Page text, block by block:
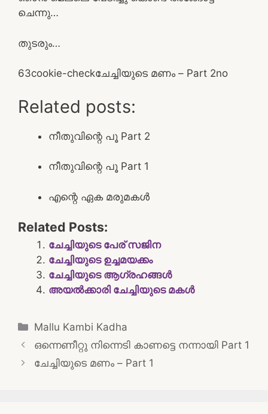
ചെന്നു…
തുടരും…
63cookie-checkചേച്ചിയുടെ മണം – Part 2no
Related posts:
നീതുവിന്റെ പൂ Part 2
നീതുവിന്റെ പൂ Part 1
എന്റെ ഏക മരുമകൾ
Related Posts:
ചേച്ചിയുടെ പേര് സജിന
ചേച്ചിയുടെ ഉച്ചമയക്കം
ചേച്ചിയുടെ ആഗ്രഹങ്ങൾ
അയൽക്കാരി ചേച്ചിയുടെ മകൾ
Categories
Mallu Kambi Kadha
Post
navigation
ഒന്നെണീറ്റു നിന്നെടി കാണട്ടെ നന്നായി Part 1
ചേച്ചിയുടെ മണം – Part 1